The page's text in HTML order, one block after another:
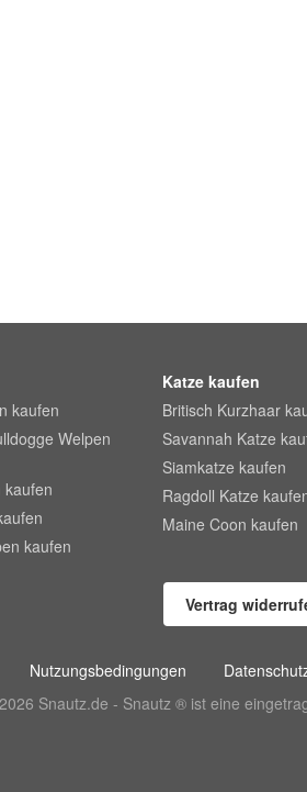
kaufen
Welpen
kaufen
kaufen
Katze kaufen
Britisch Kurzhaar
Savannah Katze
Siamkatze kaufen
Ragdoll Katze
Maine Coon kaufen
Vertrag
Nutzungsbedingungen
Snautz.de - Snautz ® ist eine